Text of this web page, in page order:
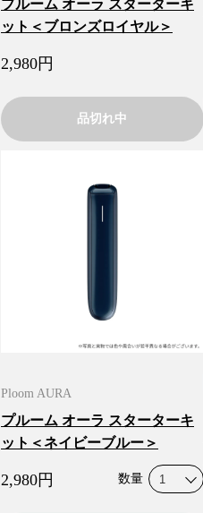
プルーム オーラ スターターキ
ット＜ブロンズロイヤル＞
2,980円
品切れ中
Ploom AURA
プルーム オーラ スターターキ
ット＜ネイビーブルー＞
2,980円 数量